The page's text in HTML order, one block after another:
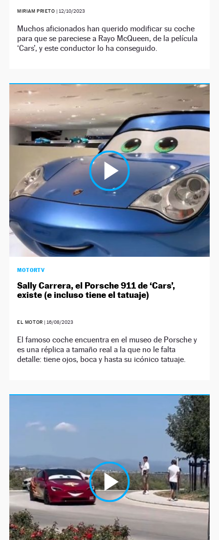
MIRIAM PRIETO | 12/10/2023
Muchos aficionados han querido modificar su coche
para que se pareciese a Rayo McQueen, de la película
‘Cars’, y este conductor lo ha conseguido.
MOTORTV
Sally Carrera, el Porsche 911 de ‘Cars’,
existe (e incluso tiene el tatuaje)
EL MOTOR | 16/08/2023
El famoso coche encuentra en el museo de Porsche y
es una réplica a tamaño real a la que no le falta
detalle: tiene ojos, boca y hasta su icónico tatuaje.